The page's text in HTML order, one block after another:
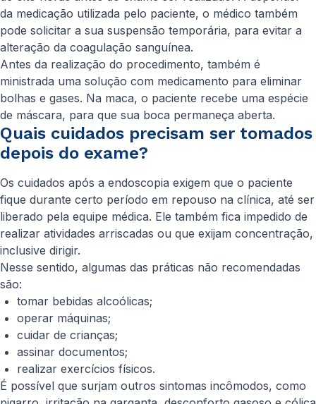
da medicação utilizada pelo paciente, o médico também
pode solicitar a sua suspensão temporária, para evitar a
alteração da coagulação sanguínea.
Antes da realização do procedimento, também é
ministrada uma solução com medicamento para eliminar
bolhas e gases. Na maca, o paciente recebe uma espécie
de máscara, para que sua boca permaneça aberta.
Quais cuidados precisam ser tomados
depois do exame?
Os cuidados após a endoscopia exigem que o paciente
fique durante certo período em repouso na clínica, até ser
liberado pela equipe médica. Ele também fica impedido de
realizar atividades arriscadas ou que exijam concentração,
inclusive dirigir.
Nesse sentido, algumas das práticas não recomendadas
são:
tomar bebidas alcoólicas;
operar máquinas;
cuidar de crianças;
assinar documentos;
realizar exercícios físicos.
É possível que surjam outros sintomas incômodos, como